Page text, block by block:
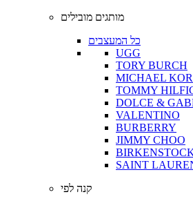
מותגים מובילים
כל המעצבים
UGG
TORY BURCH
MICHAEL
TOMMY
DOLCE &
VALENTINO
BURBERRY
JIMMY CHOO
SAINT
קנה לפי